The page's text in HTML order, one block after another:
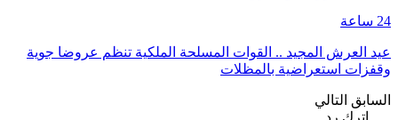
24 ساعة
عيد العرش المجيد .. القوات المسلحة الملكية تنظم عروضا جوية
وقفزات استعراضية بالمظلات
السابق التالي
اترك رد